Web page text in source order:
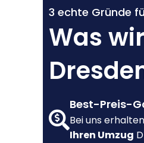
3 echte Gründe
Was
Best-Preis-
Bei uns
Ihren Umzug